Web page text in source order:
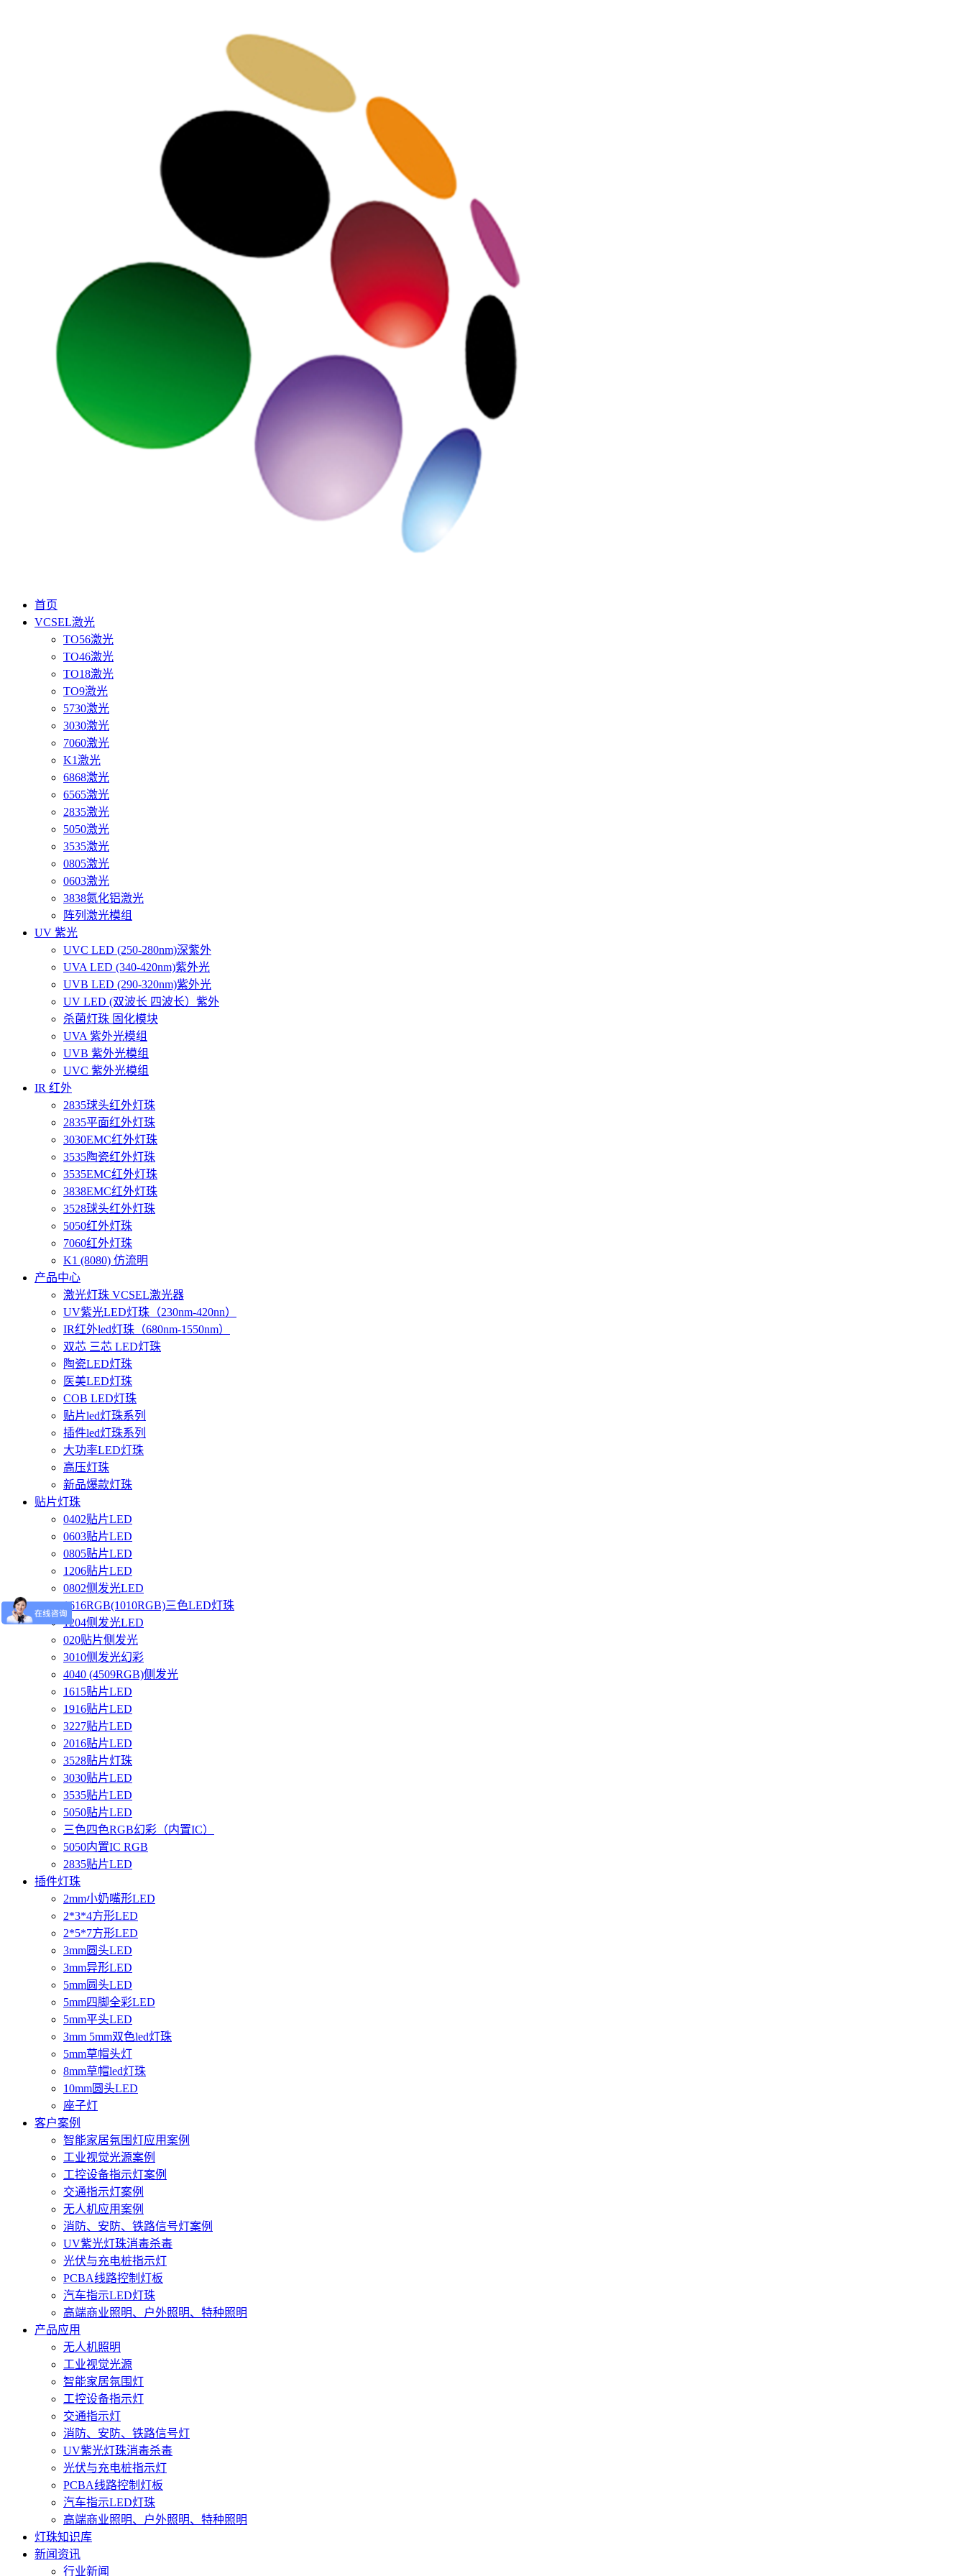
首页
VCSEL激光
TO56激光
TO46激光
TO18激光
TO9激光
5730激光
3030激光
7060激光
K1激光
6868激光
6565激光
2835激光
5050激光
3535激光
0805激光
0603激光
3838氮化铝激光
阵列激光模组
UV 紫光
UVC LED (250-280nm)深紫外
UVA LED (340-420nm)紫外光
UVB LED (290-320nm)紫外光
UV LED (双波长 四波长）紫外
杀菌灯珠 固化模块
UVA 紫外光模组
UVB 紫外光模组
UVC 紫外光模组
IR 红外
2835球头红外灯珠
2835平面红外灯珠
3030EMC红外灯珠
3535陶瓷红外灯珠
3535EMC红外灯珠
3838EMC红外灯珠
3528球头红外灯珠
5050红外灯珠
7060红外灯珠
K1 (8080) 仿流明
产品中心
激光灯珠 VCSEL激光器
UV紫光LED灯珠（230nm-420nn）
IR红外led灯珠（680nm-1550nm）
双芯 三芯 LED灯珠
陶瓷LED灯珠
医美LED灯珠
COB LED灯珠
贴片led灯珠系列
插件led灯珠系列
大功率LED灯珠
高压灯珠
新品爆款灯珠
贴片灯珠
0402贴片LED
0603贴片LED
0805贴片LED
1206贴片LED
0802侧发光LED
1616RGB(1010RGB)三色LED灯珠
1204侧发光LED
020贴片侧发光
3010侧发光幻彩
4040 (4509RGB)侧发光
1615贴片LED
1916贴片LED
3227贴片LED
2016贴片LED
3528贴片灯珠
3030贴片LED
3535贴片LED
5050贴片LED
三色四色RGB幻彩（内置IC）
5050内置IC RGB
2835贴片LED
插件灯珠
2mm小奶嘴形LED
2*3*4方形LED
2*5*7方形LED
3mm圆头LED
3mm异形LED
5mm圆头LED
5mm四脚全彩LED
5mm平头LED
3mm 5mm双色led灯珠
5mm草帽头灯
8mm草帽led灯珠
10mm圆头LED
座子灯
客户案例
智能家居氛围灯应用案例
工业视觉光源案例
工控设备指示灯案例
交通指示灯案例
无人机应用案例
消防、安防、铁路信号灯案例
UV紫光灯珠消毒杀毒
光伏与充电桩指示灯
PCBA线路控制灯板
汽车指示LED灯珠
高端商业照明、户外照明、特种照明
产品应用
无人机照明
工业视觉光源
智能家居氛围灯
工控设备指示灯
交通指示灯
消防、安防、铁路信号灯
UV紫光灯珠消毒杀毒
光伏与充电桩指示灯
PCBA线路控制灯板
汽车指示LED灯珠
高端商业照明、户外照明、特种照明
灯珠知识库
新闻资讯
行业新闻